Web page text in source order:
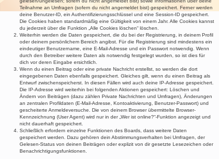
Teilnahme an Umfragen (sofern du nicht angemeldet bist) gespeichert. Ferner werden
deine Benutzer-ID, ein Authentifizierungsschlüssel und eine Session-ID gespeichert.
Die Cookies haben standardmäßig eine Gültigkeit von einem Jahr. Alle Cookies kannst
du jederzeit über die Funktion „Alle Cookies löschen“ löschen.
Weiterhin werden die Daten gespeichert, die du bei der Registrierung, in deinem Profil
oder deinem persönlichem Bereich angibst. Für die Registrierung sind mindestens ein
eindeutiger Benutzername, eine E-Mail-Adresse und ein Passwort notwendig. Wenn
durch den Betreiber weitere Daten als notwendig festgelegt wurden, so ist dies für
dich vor deren Eingabe ersichtlich.
Wenn du einen Beitrag oder eine private Nachricht erstellst, so werden die dort
eingegebenen Daten ebenfalls gespeichert. Gleiches gilt, wenn du einen Beitrag als
Entwurf zwischenspeicherst. In diesen Fällen wird auch deine IP-Adresse gespeichert.
Die IP-Adresse wird weiterhin bei folgenden Aktionen gespeichert: Löschen und
Ändern von Beiträgen (dazu zählen Private Nachrichten und Umfragen), Änderungen
an zentralen Profildaten (E-Mail-Adresse, Kontoaktivierung, Benutzer-Passwort) und
gescheiterte Anmeldeversuche. Die von deinem Browser übermittelte Browser-
Kennzeichnung (User Agent) wird nur in der „Wer ist online?“-Funktion angezeigt und
nicht dauerhaft gespeichert.
Schließlich erfordern einzelne Funktionen des Boards, dass weitere Daten
gespeichert werden. Dazu gehören dein Abstimmungsverhalten bei Umfragen, der
Gelesen-Status von deinen Beiträgen oder explizit von dir gesetzte Lesezeichen oder
Benachrichtigungsfunktionen.